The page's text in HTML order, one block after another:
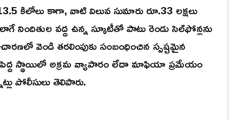
కిలోలు కాగా, వాటి విలువ సుమారు రూ.33 లక్షలు
నిందితుల వద్ద ఉన్న స్కూటీతో పాటు రెండు సెల్‌ఫోన్లను
వెండి తరలింపుకు సంబంధించిన స్పష్టమైన
స్థాయిలో అక్రమ వ్యాపారం లేదా మాఫియా ప్రమేయం
పోలీసులు తెలిపారు.